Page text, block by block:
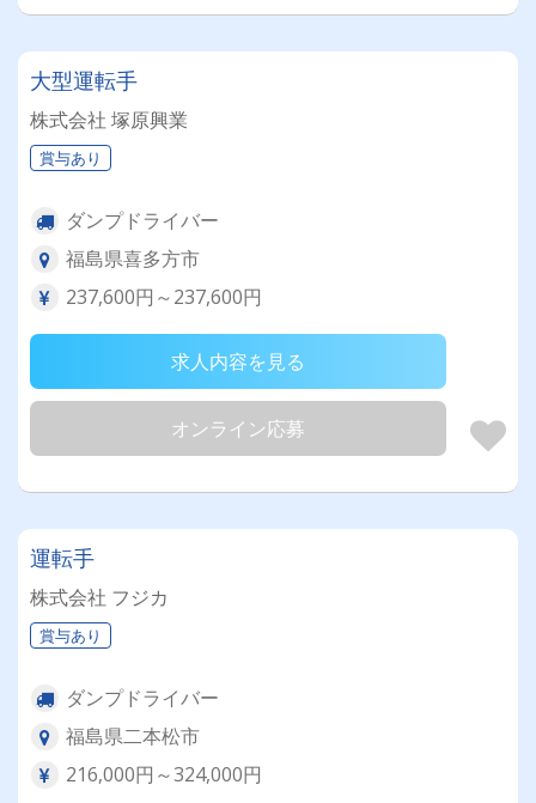
大型運転手
株式会社 塚原興業
賞与あり
ダンプドライバー
福島県喜多方市
237,600円～237,600円
求人内容を見る
オンライン応募
運転手
株式会社 フジカ
賞与あり
ダンプドライバー
福島県二本松市
216,000円～324,000円